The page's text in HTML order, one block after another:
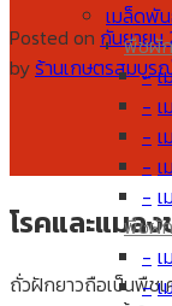
เมล็ดพั
พืชผั
เ
พืชผั
Posted on กันยายน
byร้านเกษตรสมบูร
โรคและแมล
ถั่วฝักยาวถือเป็นพืช